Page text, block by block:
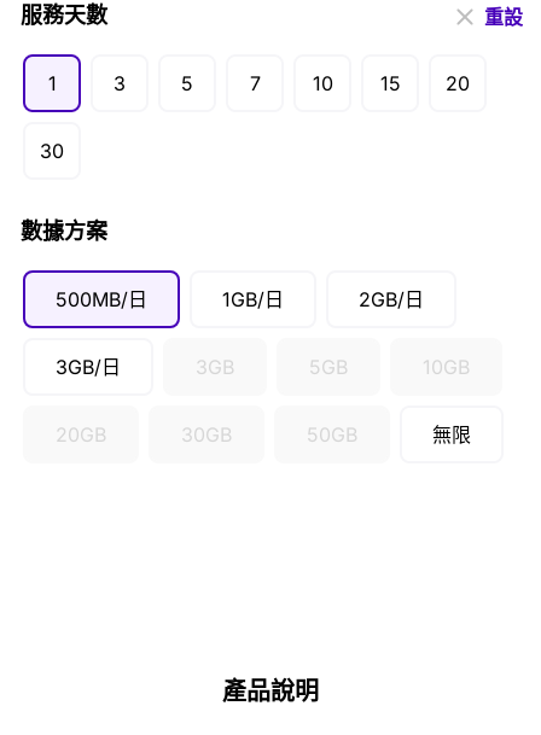
服務天數
1 3 5 7 10 15 20
30
數據方案
500MB/日 1GB/日 2GB/日
3GB/日 3GB 5GB 10GB
20GB 30GB 50GB 無限
重設
產品說明